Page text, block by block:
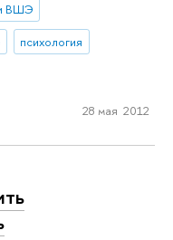
ВШЭ
психология
28 мая 2012